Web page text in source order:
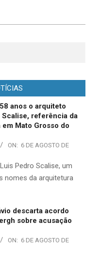
anos o arquiteto
Scalise, referência da
Mato Grosso do
ON: 6 DE AGOSTO DE
Pedro Scalise, um
nomes da arquitetura
descarta acordo
sobre acusação
ON: 6 DE AGOSTO DE